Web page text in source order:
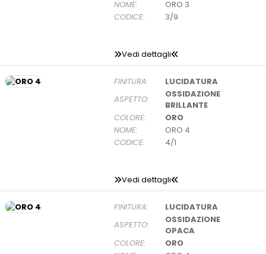
NOME:
ORO 3
CODICE:
3/9
Vedi dettagli
FINITURA:
LUCIDATURA
ASPETTO:
OSSIDAZIONE
BRILLANTE
COLORE:
ORO
NOME:
ORO 4
CODICE:
4/1
Vedi dettagli
FINITURA:
LUCIDATURA
ASPETTO:
OSSIDAZIONE
OPACA
COLORE:
ORO